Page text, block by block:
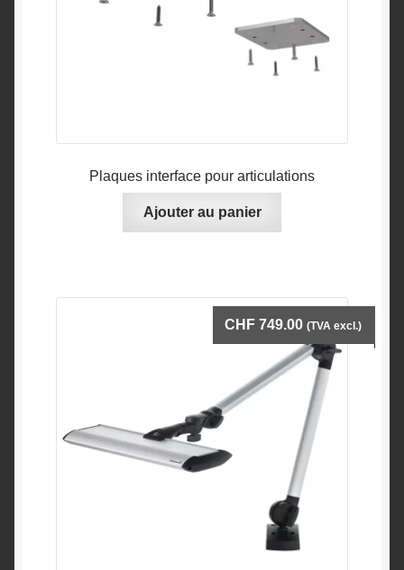
Plaques interface pour articulations
Ajouter au panier
CHF 749.00 (TVA excl.)